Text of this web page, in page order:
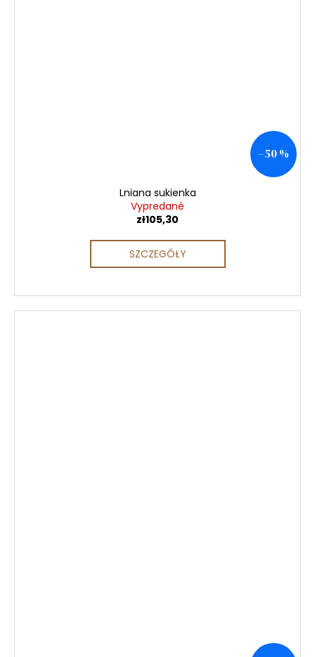
–50 %
Lniana sukienka
Vypredané
zł105,30
SZCZEGÓŁY